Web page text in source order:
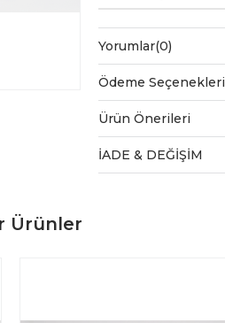
Yorumlar(0)
Ödeme Seçenekleri
Ürün Önerileri
İADE & DEĞİŞİM
Ürünler